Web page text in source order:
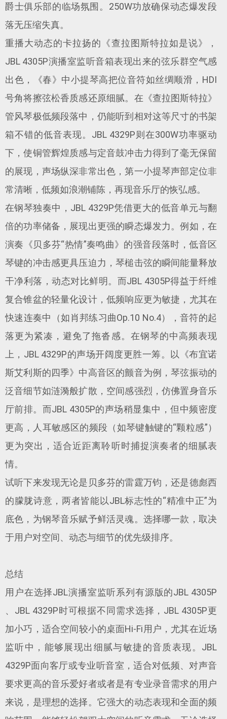
爵士俱乐部的临场氛围。250W功放确保动态爆发段
落无压缩失真。
重播大动态的卡拉扬的《查拉图斯特拉如是说》，
JBL 4305P演播室监听音箱表现出来的弦乐群空气感
出色，《春》中小提琴高把位音符如丝绸顺滑，HDI
号角将擦弦松香质感还原细腻。在《查拉图斯特拉》
管风琴极低频段落中，仍能听到相对这等尺寸的书架
箱不错的低音表现。JBL 4329P则在300W功率驱动
下，使铜管辉煌质感与定音鼓冲击力得到了毫无保留
的展现，声场纵深非常出色，第一小提琴声部定位非
常清晰，低频如浪潮铺陈，再现音乐厅的恢弘感。
在钢琴独奏中，JBL 4329P凭借更大的低音单元与翻
倍的功率储备，展现出更强的瞬态爆发力。例如，在
演奏《贝多芬“热情”奏鸣曲》的强音段落时，低音区
琴键的冲击感更具压迫力，琴槌击弦的瞬间能量释放
干净利落，动态对比鲜明。而JBL 4305P得益于纤维
复合锥盆的轻量化设计，低频响应更为敏捷，尤其在
快速连奏中（如肖邦练习曲Op.10 No.4），音符的起
落更为紧凑，避免了拖沓感。在钢琴的中高频表现
上，JBL 4329P的声场开阔度更胜一筹。以《布宜诺
斯艾利斯的四季》中高音区的颤音为例，琴弦振动的
泛音细节如涟漪般扩散，空间感强烈，仿佛置身音乐
厅前排。而JBL 4305P的声场稍显集中，但中频密度
更高，人耳敏感区的频段（如琴键触键的“颗粒感”）
更为突出，适合近距离聆听时捕捉演奏者的细腻表
情。
试听下来发现无论是贝多芬的雷霆万钧，还是德彪西
的朦胧诗意，两者皆能以JBL标志性的“精准中正”为
底色，为钢琴音乐赋予鲜活灵魂。选择哪一款，取决
于用户对空间、动态与细节的优先级排序。
总结
用户在选择JBL演播室监听系列有源版的JBL 4305P
、JBL 4329P时可根据不同需求选择，JBL 4305P更
加小巧，适合空间较小的桌面Hi-Fi用户，尤其在近场
监听中，能够展现出细腻与敏捷的音质表现。JBL
4329P面向客厅或专业听音室，适合对低频、对声音
要求更高的音乐爱好者或者是有专业录音需求的用户
来说，是理想的选择。它强大的动态表现和全面的频